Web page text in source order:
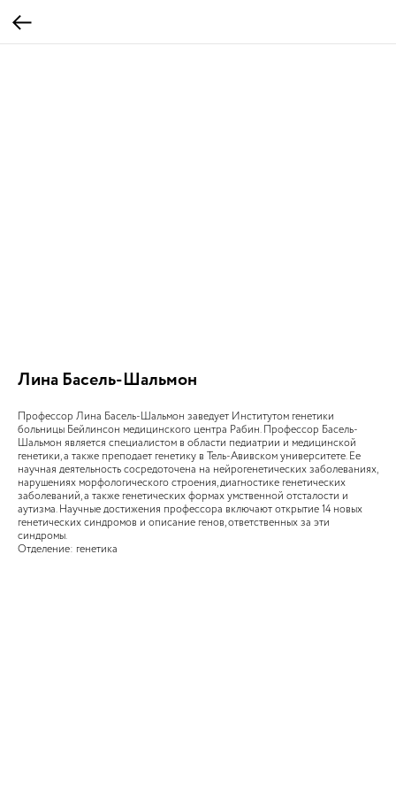
Лина Басель-Шальмон
Профессор Лина Басель-Шальмон заведует Институтом генетики
больницы Бейлинсон медицинского центра Рабин. Профессор Басель-
Шальмон является специалистом в области педиатрии и медицинской
генетики, а также преподает генетику в Тель-Авивском университете. Ее
научная деятельность сосредоточена на нейрогенетических заболеваниях,
нарушениях морфологического строения, диагностике генетических
заболеваний, а также генетических формах умственной отсталости и
аутизма. Научные достижения профессора включают открытие 14 новых
генетических синдромов и описание генов, ответственных за эти
синдромы.
Отделение: генетика